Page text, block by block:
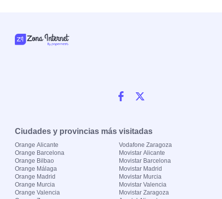
Ciudades y provincias más visitadas
Orange Alicante
Orange Barcelona
Orange Bilbao
Orange Málaga
Orange Madrid
Orange Murcia
Orange Valencia
Vodafone Zaragoza
Movistar Alicante
Movistar Barcelona
Movistar Madrid
Movistar Murcia
Movistar Valencia
Movistar Zaragoza